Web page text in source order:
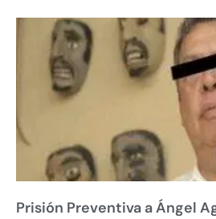
Prisión Preventiva a Ángel